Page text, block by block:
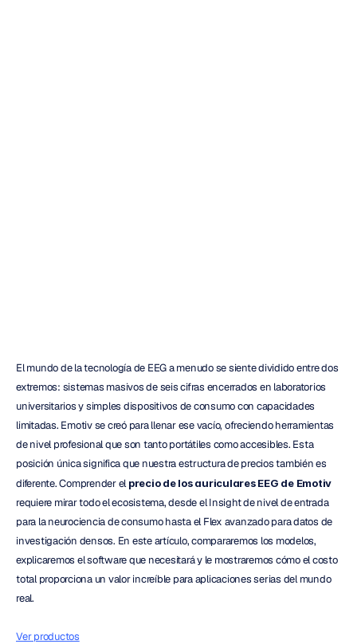
El mundo de la tecnología de EEG a menudo se siente dividido entre dos
extremos: sistemas masivos de seis cifras encerrados en laboratorios
universitarios y simples dispositivos de consumo con capacidades
limitadas. Emotiv se creó para llenar ese vacío, ofreciendo herramientas
de nivel profesional que son tanto portátiles como accesibles. Esta
posición única significa que nuestra estructura de precios también es
diferente. Comprender el precio de los auriculares EEG de Emotiv
requiere mirar todo el ecosistema, desde el Insight de nivel de entrada
para la neurociencia de consumo hasta el Flex avanzado para datos de
investigación densos. En este artículo, compararemos los modelos,
explicaremos el software que necesitará y le mostraremos cómo el costo
total proporciona un valor increíble para aplicaciones serias del mundo
real.
Ver productos